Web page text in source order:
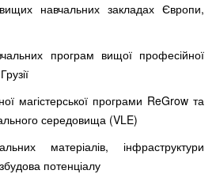
навчальних закладах Європи,
програм вищої професійної
магістерської програми ReGrow та
середовища (VLE)
матеріалів, інфраструктури
потенціалу